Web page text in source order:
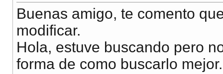
Buenas amigo, te comento
modificar.
Hola, estuve buscando pero
forma de como buscarlo mejor.